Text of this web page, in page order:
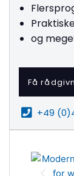
og
Få
+49